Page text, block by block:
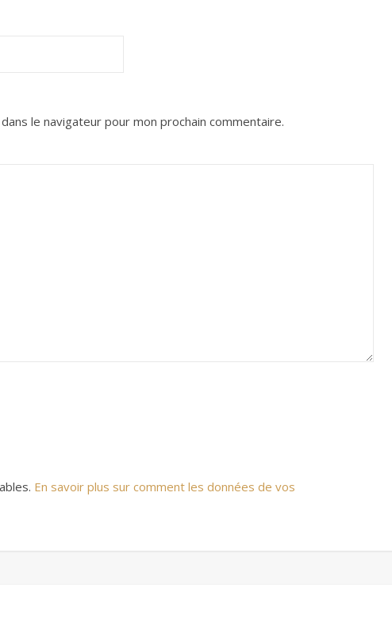
le navigateur pour mon prochain commentaire.
En savoir plus sur comment les données de vos